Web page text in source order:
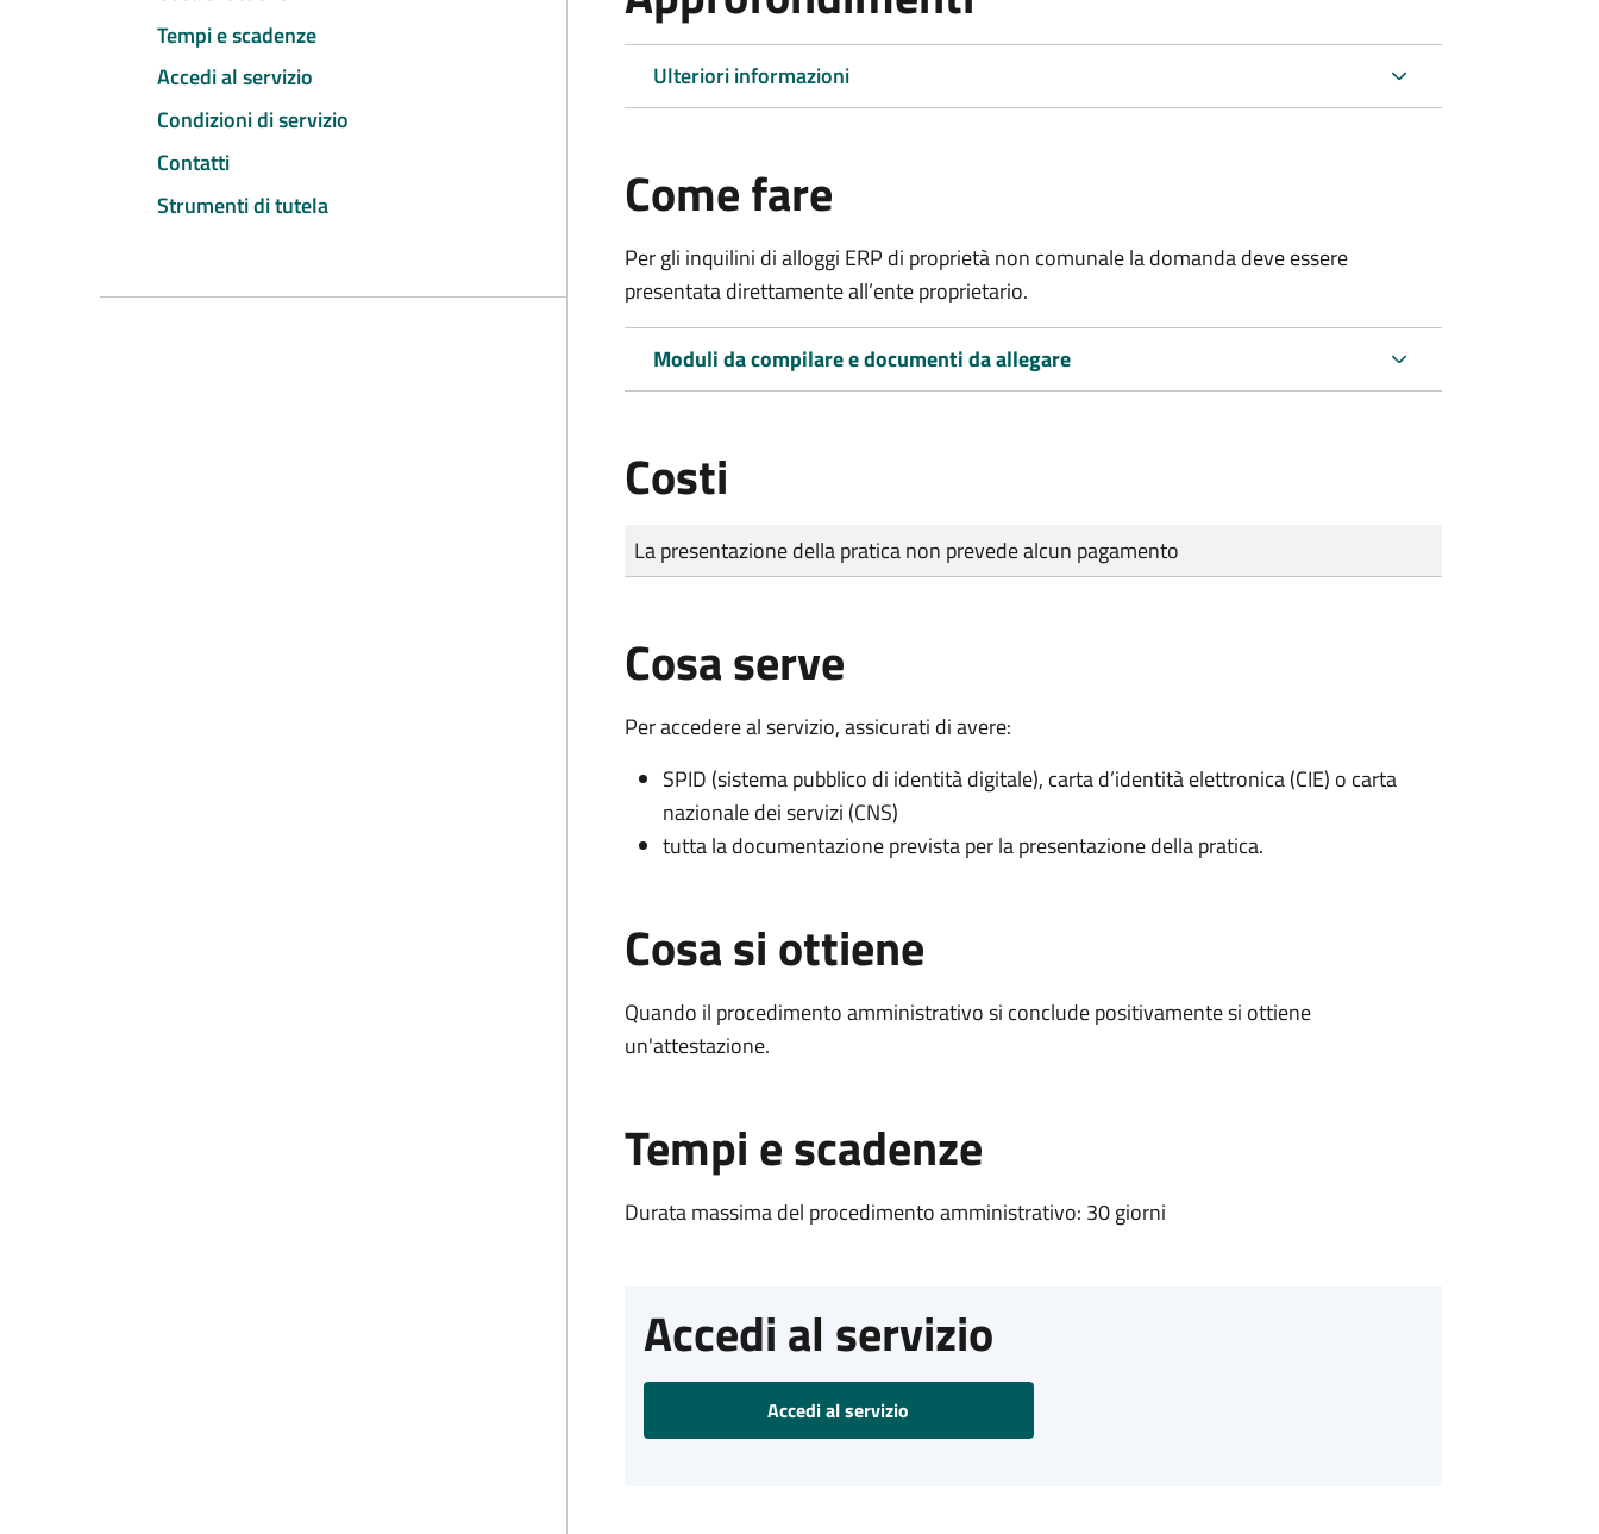
Tempi e scadenze
Accedi al servizio
Condizioni di servizio
Contatti
Strumenti di tutela
Ulteriori informazioni
Come fare
Per gli inquilini di alloggi ERP di proprietà non comunale la domanda deve essere
presentata direttamente all’ente proprietario.
Moduli da compilare e documenti da allegare
Costi
Tipo di pagamento
Importo
La presentazione della pratica non prevede alcun pagamento
Cosa serve
Per accedere al servizio, assicurati di avere:
SPID (sistema pubblico di identità digitale), carta d’identità elettronica (CIE) o carta
nazionale dei servizi (CNS)
tutta la documentazione prevista per la presentazione della pratica.
Cosa si ottiene
Quando il procedimento amministrativo si conclude positivamente si ottiene
un'attestazione.
Tempi e scadenze
Durata massima del procedimento amministrativo: 30 giorni
Accedi al servizio
Accedi al servizio